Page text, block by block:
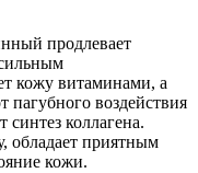
продлевает
кожу витаминами, а
воздействия
синтез коллагена.
обладает приятным
кожи.